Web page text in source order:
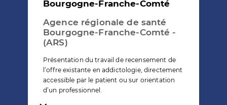
Bourgogne-Franche-Comté
Agence régionale de santé
Bourgogne-Franche-Comté -
(ARS)
Présentation du travail de recensement de
l’offre existante en addictologie, directement
accessible par le patient ou sur orientation
d’un professionnel.